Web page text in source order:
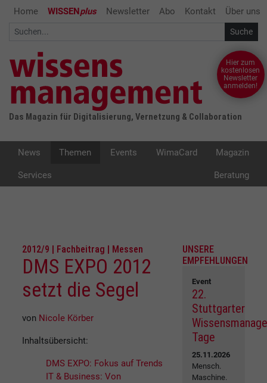
Home WISSENplus Newsletter Abo Kontakt Über uns
Das Magazin für Digitalisierung, Vernetzung & Collaboration
Hier zum
kostenlosen
Newsletter
anmelden!
News Themen Events WimaCard Magazin
Services Beratung
2012/9 | Fachbeitrag | Messen
DMS EXPO 2012
setzt die Segel
von Nicole Körber
Inhaltsübersicht:
DMS EXPO: Fokus auf Trends
IT & Business: Von
UNSERE
EMPFEHLUNGEN
Event
22.
Stuttgarter
Tage
25.11.2026
Mensch.
Maschine.